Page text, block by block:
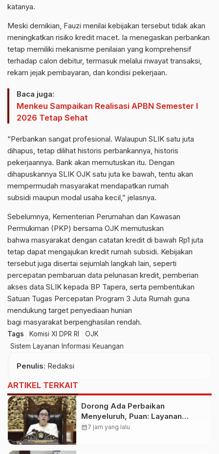
katanya.
Meski demikian, Fauzi menilai kebijakan tersebut tidak akan
meningkatkan risiko kredit macet. Ia menegaskan perbankan
tetap memiliki mekanisme penilaian yang komprehensif
terhadap calon debitur, termasuk melalui riwayat transaksi,
rekam jejak pembayaran, dan kondisi pekerjaan.
Baca juga:
Menkeu Sampaikan Realisasi APBN Semester I
2026 Tetap Sehat
“Perbankan sangat profesional. Walaupun SLIK satu juta
dihapus, tetap dilihat historis perbankannya, historis
pekerjaannya. Bank akan memutuskan itu. Dengan
dihapuskannya SLIK OJK satu juta ke bawah, tentu akan
mempermudah masyarakat mendapatkan rumah
subsidi maupun modal usaha kecil,” jelasnya.
Sebelumnya, Kementerian Perumahan dan Kawasan
Permukiman (PKP) bersama OJK memutuskan
bahwa masyarakat dengan catatan kredit di bawah Rp1 juta
tetap dapat mengajukan kredit rumah subsidi. Kebijakan
tersebut juga disertai sejumlah langkah lain, seperti
percepatan pembaruan data pelunasan kredit, pemberian
akses data SLIK kepada BP Tapera, serta pembentukan
Satuan Tugas Percepatan Program 3 Juta Rumah guna
mendukung target penyediaan hunian
bagi masyarakat berpenghasilan rendah.
Tags Komisi XI DPR RI
OJK
Sistem Layanan Informasi Keuangan
Penulis: Redaksi
ARTIKEL TERKAIT
Dorong Ada Perbaikan
Menyeluruh, Puan: Layanan
Kesehatan Jangan Kehilangan
calendar_month7 jam yang lalu